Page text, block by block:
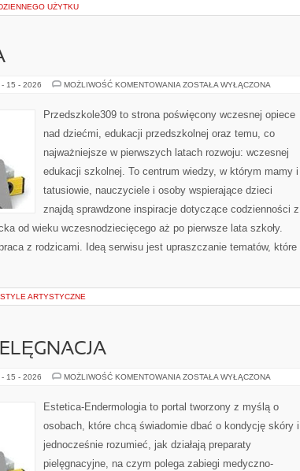
UŻYTKU
- 15 - 2026 MOŻLIWOŚĆ KOMENTOWANIA PRZEDSZKOLA
ZOSTAŁA WYŁĄCZONA
Przedszkole309 to strona poświęcony wczesnej opiece
nad dziećmi, edukacji przedszkolnej oraz temu, co
najważniejsze w pierwszych latach rozwoju: wczesnej
edukacji szkolnej. To centrum wiedzy, w którym mamy i
tatusiowie, nauczyciele i osoby wspierające dzieci
znajdą sprawdzone inspiracje dotyczące codzienności z
od wieku wczesnodziecięcego aż po pierwsze lata szkoły.
z rodzicami. Ideą serwisu jest upraszczanie tematów, które
ARTYSTYCZNE
- 15 - 2026 MOŻLIWOŚĆ KOMENTOWANIA SEZONOWA
ZOSTAŁA WYŁĄCZONA
Estetica-Endermologia to portal tworzony z myślą o
osobach, które chcą świadomie dbać o kondycję skóry i
jednocześnie rozumieć, jak działają preparaty
pielęgnacyjne, na czym polega zabiegi medyczno-